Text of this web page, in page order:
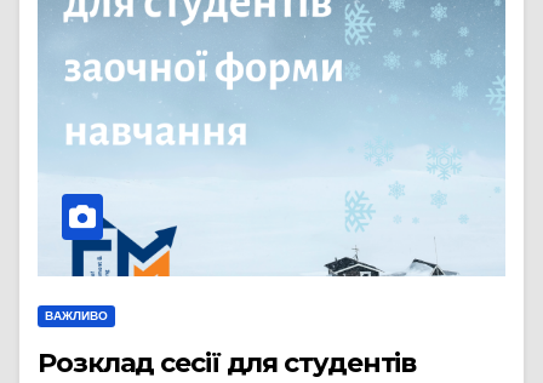
ВАЖЛИВО
Розклад сесії для студентів